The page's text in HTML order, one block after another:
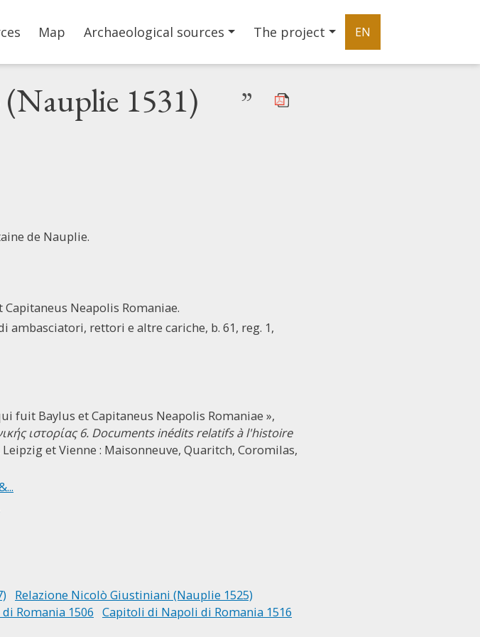
Map Archaeological sources The project EN
1531) ”
de Nauplie.
Neapolis Romaniae.
ambasciatori, rettori e altre cariche, b. 61, reg. 1,
fuit Baylus et Capitaneus Neapolis Romaniae »,
ιστορίας 6. Documents inédits relatifs à l'histoire
et Vienne : Maisonneuve, Quaritch, Coromilas,
Relazione Nicolò Giustiniani (Nauplie 1525)
Romania 1506 Capitoli di Napoli di Romania 1516